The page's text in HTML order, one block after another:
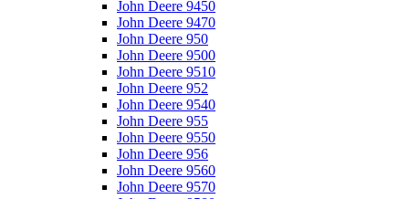
John Deere 9450
John Deere 9470
John Deere 950
John Deere 9500
John Deere 9510
John Deere 952
John Deere 9540
John Deere 955
John Deere 9550
John Deere 956
John Deere 9560
John Deere 9570